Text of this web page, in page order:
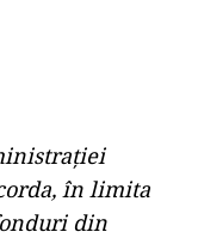
în limita
din